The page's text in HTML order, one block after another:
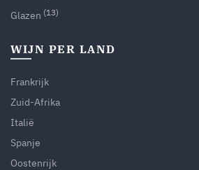
Glazen (13)
WIJN PER LAND
Frankrijk
Zuid-Afrika
Italië
Spanje
Oostenrijk